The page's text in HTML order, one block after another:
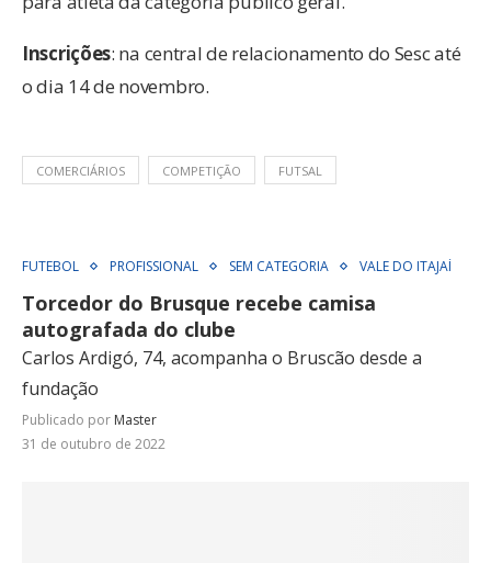
Inscrições: na central de relacionamento do Sesc até
o dia 14 de novembro.
COMERCIÁRIOS COMPETIÇÃO FUTSAL
FUTEBOL PROFISSIONAL SEM CATEGORIA VALE DO ITAJAÍ
Torcedor do Brusque recebe camisa
autografada do clube
Carlos Ardigó, 74, acompanha o Bruscão desde a
fundação
Publicado por Master
31 de outubro de 2022